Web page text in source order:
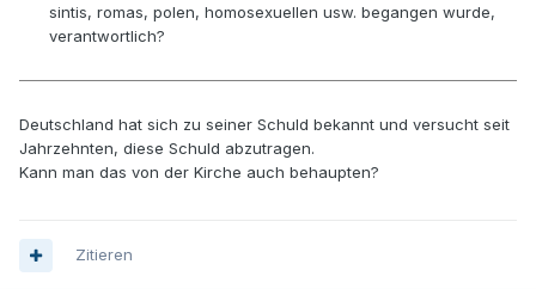
sintis, romas, polen, homosexuellen usw. begangen wurde,
verantwortlich?
Deutschland hat sich zu seiner Schuld bekannt und versucht seit
Jahrzehnten, diese Schuld abzutragen.
Kann man das von der Kirche auch behaupten?
Zitieren